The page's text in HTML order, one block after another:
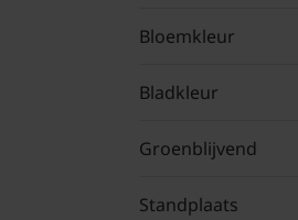
Bloemkleur
Bladkleur
Groenblijvend
Standplaats